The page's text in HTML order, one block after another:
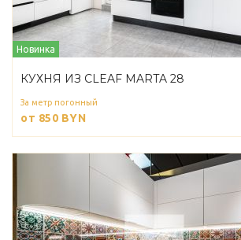
Новинка
КУХНЯ ИЗ CLEAF MARTA 28
За метр погонный
от 850 BYN